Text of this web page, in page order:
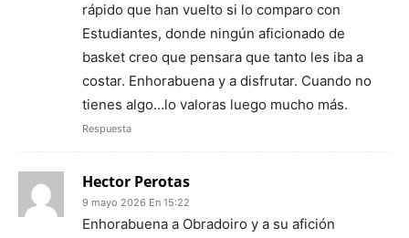
rápido que han vuelto si lo comparo con
Estudiantes, donde ningún aficionado de
basket creo que pensara que tanto les iba a
costar. Enhorabuena y a disfrutar. Cuando no
tienes algo…lo valoras luego mucho más.
Respuesta
Hector Perotas
9 mayo 2026 En 15:22
Enhorabuena a Obradoiro y a su afición